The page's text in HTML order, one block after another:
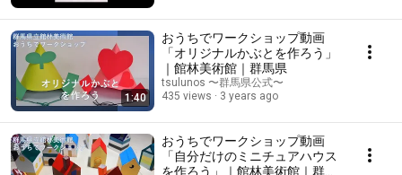
1:40
おうちでワークショップ動画
「オリジナルかぶとを作ろう」
｜館林美術館｜群馬県
tsulunos 〜群馬県公式〜
435 views
3 years ago
おうちでワークショップ動画
「自分だけのミニチュアハウス
を作ろう」｜館林美術館｜群馬